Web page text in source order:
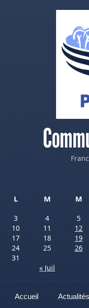
L
M M
3
4 5
10
11 12
17
18 19
24
25 26
31
« Juil
Menu
Aller au contenu
Accueil Actualités